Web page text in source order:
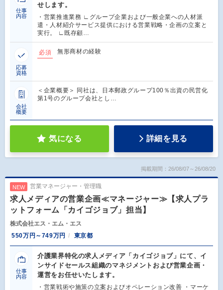
仕事
内容
せします。
・営業推進業務 ∟グループ企業および一般企業への人材派
遣・人材紹介サービス提供における営業戦略・企画の立案と
実行。 ∟既存顧…
応募
資格
必須 無形商材の経験
会社
概要
＜企業概要＞ 同社は、日本郵政グループ100％出資の民営化
第1号のグループ会社とし…
気になる 詳細を見る
掲載期間：26/08/07～26/08/20
NEW 営業マネージャー・管理職
求人メディアの営業企画≪マネージャー≫【求人プラ
ットフォーム「カイゴジョブ」担当】
株式会社エス・エム・エス
550万円～749万円
東京都
仕事
内容
介護業界特化の求人メディア「カイゴジョブ」にて、イ
ンサイドセールス組織のマネジメントおよび営業企画・
運営をお任せいたします。
・営業戦術や施策の立案およびオペレーション改善 ・マーケ